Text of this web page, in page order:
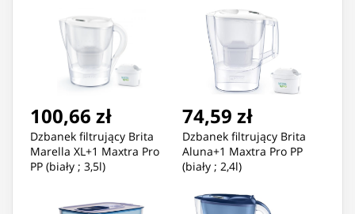
100,66 zł
Dzbanek filtrujący Brita
Marella XL+1 Maxtra Pro
PP (biały ; 3,5l)
74,59 zł
Dzbanek filtrujący Brita
Aluna+1 Maxtra Pro PP
(biały ; 2,4l)